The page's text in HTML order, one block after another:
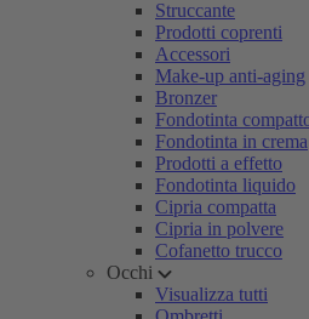
Struccante
Prodotti coprenti
Accessori
Make-up anti-aging
Bronzer
Fondotinta
Fondotinta in crema
Prodotti a effetto
Fondotinta liquido
Cipria compatta
Cipria in polvere
Cofanetto trucco
Occhi
Visualizza tutti